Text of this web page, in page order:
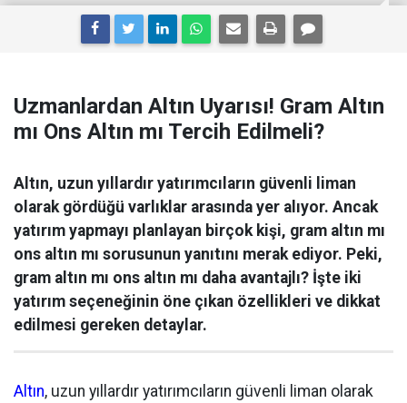
Uzmanlardan Altın Uyarısı! Gram Altın
mı Ons Altın mı Tercih Edilmeli?
Altın, uzun yıllardır yatırımcıların güvenli liman
olarak gördüğü varlıklar arasında yer alıyor. Ancak
yatırım yapmayı planlayan birçok kişi, gram altın mı
ons altın mı sorusunun yanıtını merak ediyor. Peki,
gram altın mı ons altın mı daha avantajlı? İşte iki
yatırım seçeneğinin öne çıkan özellikleri ve dikkat
edilmesi gereken detaylar.
Altın, uzun yıllardır yatırımcıların güvenli liman olarak